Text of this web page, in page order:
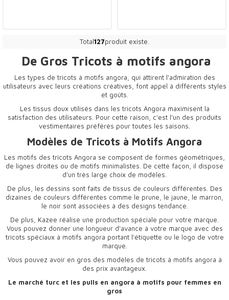
Total127produit existe.
De Gros Tricots à motifs angora
Les types de tricots à motifs angora, qui attirent l'admiration des
utilisateurs avec leurs créations créatives, font appel à différents styles
et goûts.
Les tissus doux utilisés dans les tricots Angora maximisent la
satisfaction des utilisateurs. Pour cette raison, c'est l'un des produits
vestimentaires préférés pour toutes les saisons.
Modèles de Tricots à Motifs Angora
Les motifs des tricots Angora se composent de formes géométriques,
de lignes droites ou de motifs minimalistes. De cette façon, il dispose
d'un très large choix de modèles.
De plus, les dessins sont faits de tissus de couleurs différentes. Des
dizaines de couleurs différentes comme le prune, le jaune, le marron,
le noir sont associées à des designs tendance.
De plus, Kazee réalise une production spéciale pour votre marque.
Vous pouvez donner une longueur d'avance à votre marque avec des
tricots spéciaux à motifs angora portant l'étiquette ou le logo de votre
marque.
Vous pouvez avoir en gros des modèles de tricots à motifs angora à
des prix avantageux.
Le marché turc et les pulls en angora à motifs pour femmes en
gros